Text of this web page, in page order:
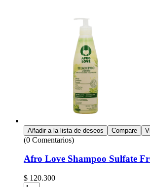
Añadir a la lista de deseos Compare
(0 Comentarios)
Afro Love Shampoo Sulfate
$ 120.300